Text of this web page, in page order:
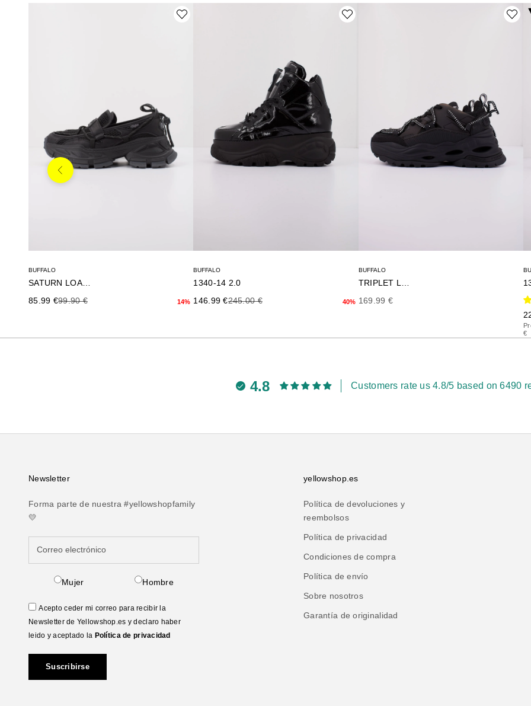
BUFFALO
SATURN LOAFER
Precio de oferta
85.99 €Precio anterior
99.90 € 14%
BUFFALO
1340-14 2.0
Precio de oferta
146.99 €Precio anterior
245.00 € 40%
BUFFALO
Precio de oferta
169.99 €
€
Anterior
4.8 Customers rate us 4.8/5 based on 6490
Newsletter
Forma parte de nuestra #yellowshopfamily
💛
Mujer Hombre
Acepto ceder mi correo para recibir la
Newsletter de Yellowshop.es y declaro haber
leido y aceptado la Política de privacidad
Suscribirse
yellowshop.es
Política de devoluciones y
reembolsos
Política de privacidad
Condiciones de compra
Política de envío
Sobre nosotros
Garantía de originalidad